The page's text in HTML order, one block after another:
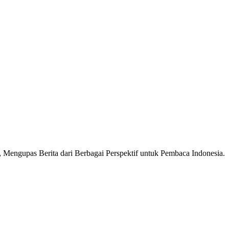
Berita dari Berbagai Perspektif untuk Pembaca Indonesia.